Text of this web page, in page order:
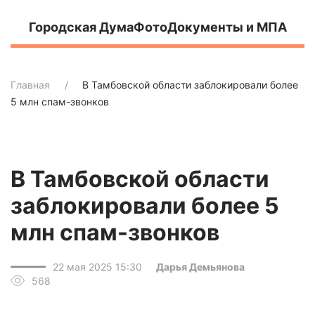
Городская ДумаФотоДокументы и МПА
Главная
В Тамбовской области заблокировали более
5 млн спам-звонков
В Тамбовской области
заблокировали более 5
млн спам-звонков
22 мая 2025 15:30
Дарья Демьянова
568